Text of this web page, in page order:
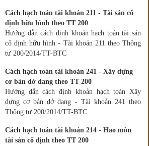
Cách hạch toán tài khoản 211 - Tài sản cố
định hữu hình theo TT 200
Hướng dẫn cách định khoản hạch toán tài sản
cố định hữu hình - Tài khoản 211 theo Thông
tư 200/2014/TT-BTC
Cách hạch toán tài khoản 241 - Xây dựng
cơ bản dở dang theo TT 200
Hướng dẫn cách định khoản hạch toán Xây
dựng cơ bản dở dang - Tài khoản 241 theo
Thông tư 200/2014/TT-BTC
Cách hạch toán tài khoản 214 - Hao mòn
tài sản cố định theo TT 200